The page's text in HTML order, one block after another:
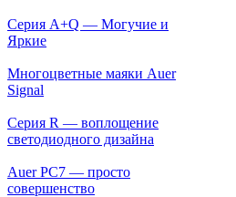
Серия A+Q — Могучие и
Яркие
Многоцветные маяки Auer
Signal
Серия R — воплощение
светодиодного дизайна
Auer PC7 — просто
совершенство